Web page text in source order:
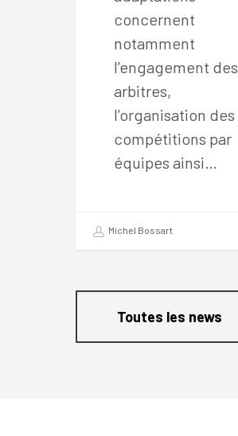
concernent
notamment
l’engagement des
arbitres,
l’organisation des
compétitions par
équipes ainsi…
Michel Bossart
Toutes les news